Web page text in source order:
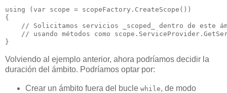
using (var scope = scopeFactory.CreateScope())
{
// Solicitamos servicios _scoped_ dentro de este
// usando métodos como
Volviendo al ejemplo anterior, ahora podríamos decidir la
duración del ámbito. Podríamos optar por:
Crear un ámbito fuera del bucle while, de modo